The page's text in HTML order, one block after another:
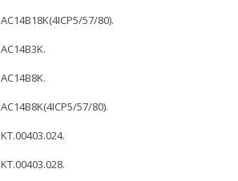
AC14B18K(4ICP5/57/80).
AC14B3K.
AC14B8K.
AC14B8K(4ICP5/57/80).
KT.00403.024.
KT.00403.028.